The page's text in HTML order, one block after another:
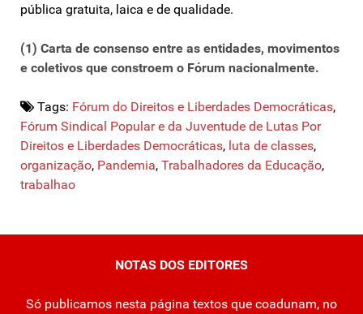
pública gratuita, laica e de qualidade.
(1) Carta de consenso entre as entidades, movimentos
e coletivos que constroem o Fórum nacionalmente.
Tags: Fórum do Direitos e Liberdades Democráticas,
Fórum Sindical Popular e da Juventude de Lutas Por
Direitos e Liberdades Democráticas, luta de classes,
organização, Pandemia, Trabalhadores da Educação,
trabalhao
NOTAS DOS EDITORES
Só publicamos nesta página textos que coadunam, no